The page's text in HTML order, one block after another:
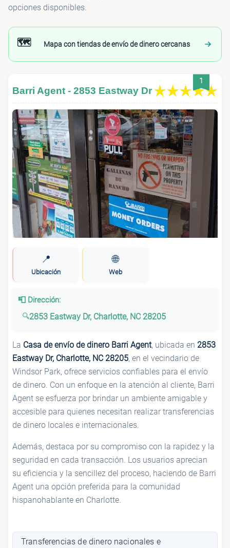
opciones disponibles.
🗺️ Mapa con tiendas de envío de dinero cercanas
1
Barri Agent - 2853 Eastway Dr
📍
Ubicación
🌐
Web
📮 Dirección:
2853 Eastway Dr, Charlotte, NC 28205
La Casa de envío de dinero Barri Agent, ubicada en 2853
Eastway Dr, Charlotte, NC 28205, en el vecindario de
Windsor Park, ofrece servicios confiables para el envío
de dinero. Con un enfoque en la atención al cliente, Barri
Agent se esfuerza por brindar un ambiente amigable y
accesible para quienes necesitan realizar transferencias
de dinero locales e internacionales.
Además, destaca por su compromiso con la rapidez y la
seguridad en cada transacción. Los usuarios aprecian
su eficiencia y la sencillez del proceso, haciendo de Barri
Agent una opción preferida para la comunidad
hispanohablante en Charlotte.
Transferencias de dinero nacionales e